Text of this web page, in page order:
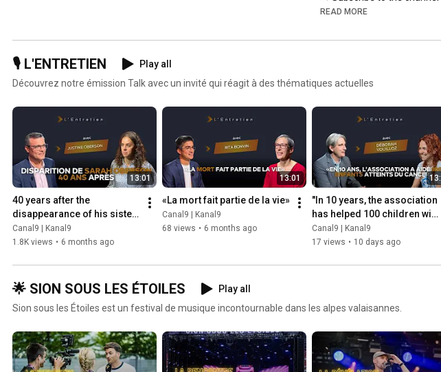
https://www.youtube.com/
Find our content on social
💻 https://canal9.ch/fr/
#HérensBreed
#LivestockFarming
#RuralHeritage
READ MORE
🎙️ L'ENTRETIEN
Play all
Découvrez notre émission Talk avec un invité qui réagit à des thématiques actuelles
13:01
40 years after the
disappearance of his sister
Sarah
Canal9 | Kanal9
1.8K views • 6 months ago
13:01
«La mort fait partie de la vie»
Canal9 | Kanal9
68 views • 6 months ago
"In 10 years, the association
has helped 100 children with
cancer."
Canal9 | Kanal9
17 views • 10 days ago
🌟 SION SOUS LES ÉTOILES
Play all
Sion sous les Étoiles est un festival de musique incontournable dans les alpes valaisannes.